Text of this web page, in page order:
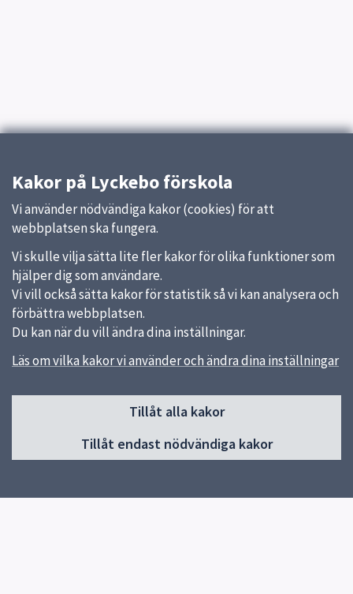
Kakor på Lyckebo förskola
Vi använder nödvändiga kakor (cookies) för att
webbplatsen ska fungera.
Vi skulle vilja sätta lite fler kakor för olika funktioner som
hjälper dig som användare.
Vi vill också sätta kakor för statistik så vi kan analysera och
förbättra webbplatsen.
Du kan när du vill ändra dina inställningar.
Läs om vilka kakor vi använder och ändra dina inställningar
Tillåt alla kakor
Tillåt endast nödvändiga kakor